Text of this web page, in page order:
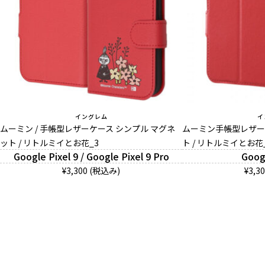
イングレム
ムーミン / 手帳型レザーケース シンプル マグネ
ット / リトルミイとお花_3
Google Pixel 9 / Google Pixel 9 Pro
¥3,300 (税込み)
ムーミン手帳型レザ
ト / リトルミイとお